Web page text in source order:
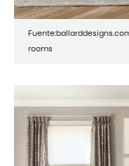
rooms